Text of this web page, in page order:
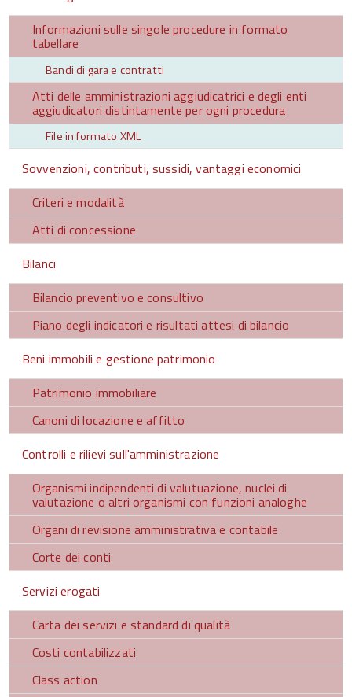
Informazioni sulle singole procedure in formato
tabellare
Bandi di gara e contratti
Atti delle amministrazioni aggiudicatrici e degli enti
aggiudicatori distintamente per ogni procedura
File in formato XML
Sovvenzioni, contributi, sussidi, vantaggi economici
Criteri e modalità
Atti di concessione
Bilanci
Bilancio preventivo e consultivo
Piano degli indicatori e risultati attesi di bilancio
Beni immobili e gestione patrimonio
Patrimonio immobiliare
Canoni di locazione e affitto
Controlli e rilievi sull'amministrazione
Organismi indipendenti di valutuazione, nuclei di
valutazione o altri organismi con funzioni analoghe
Organi di revisione amministrativa e contabile
Corte dei conti
Servizi erogati
Carta dei servizi e standard di qualità
Costi contabilizzati
Class action